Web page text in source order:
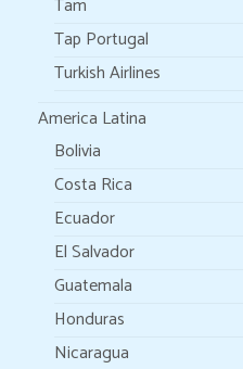
Tap Portugal
Turkish Airlines
America Latina
Bolivia
Costa Rica
Ecuador
El Salvador
Guatemala
Honduras
Nicaragua